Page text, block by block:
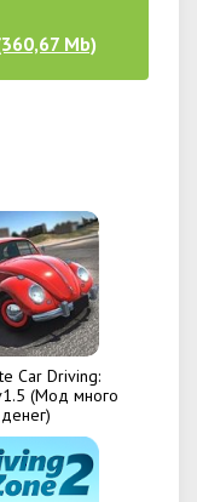
Mb)
Car Driving:
(Мод много
денег)